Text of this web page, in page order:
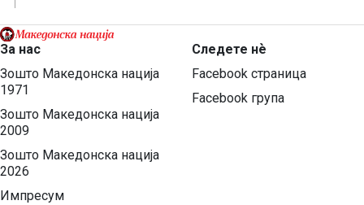
За нас
Зошто Македонска нација
1971
Зошто Македонска нација
2009
Зошто Македонска нација
2026
Импресум
Следете нѐ
Facebook страница
Facebook група